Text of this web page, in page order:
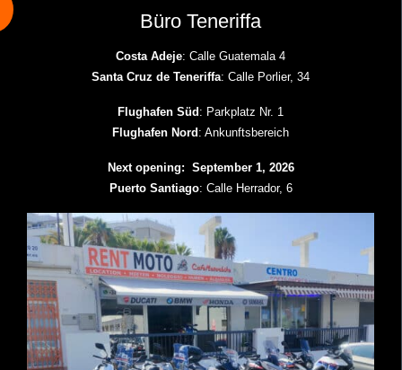
Büro Teneriffa
Costa Adeje: Calle Guatemala 4
Santa Cruz de Teneriffa: Calle Porlier, 34
Flughafen Süd : Parkplatz Nr. 1
Flughafen Nord : Ankunftsbereich
Next opening: September 1, 2026
Puerto Santiago: Calle Herrador, 6